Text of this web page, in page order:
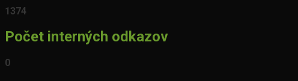
1374
Počet interných odkazov
0